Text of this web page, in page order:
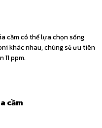
cầm có thể lựa chọn sống
khác nhau, chúng sẽ ưu tiên
ppm.
cầm